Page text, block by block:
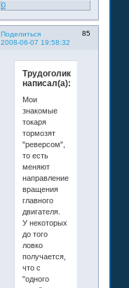
0
Поделиться
85
2008-06-07 19:58:32
Трудоголик
написал(а):
Мои
знакомые
токаря
тормозят
"реверсом",
то есть
меняют
направление
вращения
главного
двигателя.
У некоторых
до того
ловко
получается,
что с
"одного